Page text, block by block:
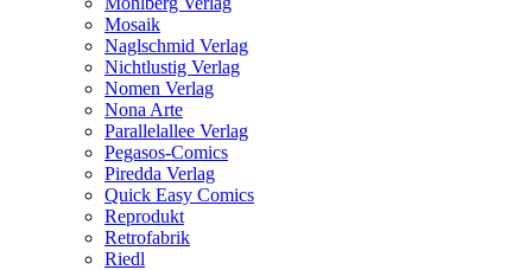
Mosaik
Naglschmid Verlag
Nichtlustig Verlag
Nomen Verlag
Nona Arte
Parallelallee Verlag
Pegasos-Comics
Piredda Verlag
Quick Easy Comics
Reprodukt
Retrofabrik
Riedl